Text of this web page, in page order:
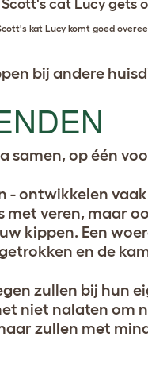
kat Lucy komt goed
bij andere
samen, op één
- ontwikkelen
met veren, maar
kippen. Een
en de
zullen bij hun
niet nalaten om
zullen met